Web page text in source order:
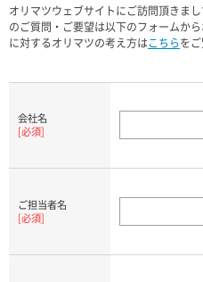
オリマツウェブサイトにご訪問頂きま
のご質問・ご要望は以下のフォームか
に対するオリマツの考え方はこちらをご
会社名
[必須]
ご担当者名
[必須]